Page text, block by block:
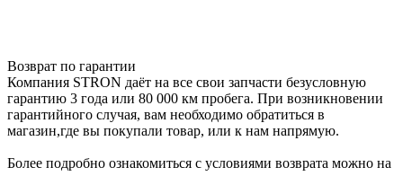
Возврат по гарантии
Компания STRON даёт на все свои запчасти безусловную
гарантию 3 года или 80 000 км пробега. При возникновении
гарантийного случая, вам необходимо обратиться в
магазин,где вы покупали товар, или к нам напрямую.
Более подробно ознакомиться с условиями возврата можно на